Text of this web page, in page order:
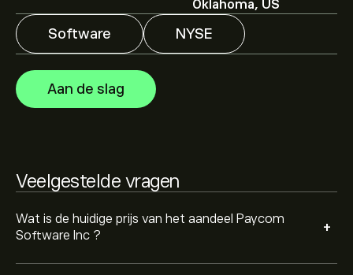
Oklahoma, US
Software NYSE
Aan de slag
Veelgestelde vragen
Wat is de huidige prijs van het aandeel Paycom
Software Inc ?
+
analistenvoorspellingen en koersdoelen.
Analisten bieden voorspellingen voor Paycom Software
Inc gebaseerd op markttrends, financiële rapporten en
verwachte groei. Bekijk de meest recente voorspelling
voor toekomstige koersbewegingen.
Gebaseerd op aanbevelingen van 7 analisten voor PAYC
Matige buy.